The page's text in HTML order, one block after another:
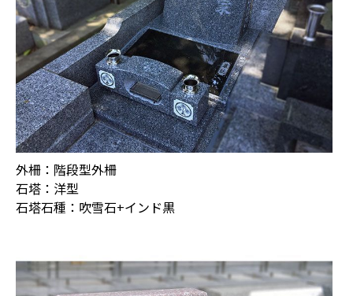
外柵：階段型外柵
石塔：洋型
石塔石種：吹雪石+インド黒